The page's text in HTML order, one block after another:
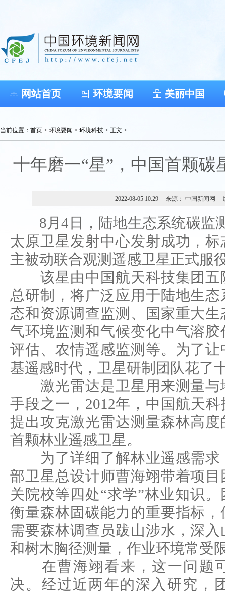
网站首页 环境要闻 美丽中国
当前位置： 首页 > 环境要闻 > 环境科技 > 正文 >
十年磨一“星”，中国首颗碳
2022-08-05 10:29 来源： 中国新闻网
8月4日，陆地生态系统碳监
太原卫星发射中心发射成功，
主被动联合观测遥感卫星正式服
该星由中国航天科技集团五
总研制，将广泛应用于陆地生
态和资源调查监测、国家重大
气环境监测和气候变化中气溶
评估、农情遥感监测等。为了
基遥感时代，卫星研制团队花了
激光雷达是卫星用来测量与
手段之一，2012年，中国航天
提出攻克激光雷达测量森林高
首颗林业遥感卫星。
为了详细了解林业遥感需求
部卫星总设计师曹海翊带着项
关院校等四处“求学”林业知识
衡量森林固碳能力的重要指标
需要森林调查员跋山涉水，深
和树木胸径测量，作业环境常受
在曹海翊看来，这一问题
决。经过近两年的深入研究，